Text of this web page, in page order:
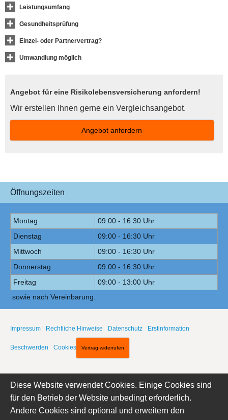
Leistungsumfang
Gesundheitsprüfung
Einzel- oder Partnervertrag?
Umwandlung möglich
Angebot für eine Risiko­lebens­ver­si­che­rung anfordern!
Wir erstellen Ihnen gerne ein Vergleichsangebot.
An­ge­bot an­for­dern
Öffnungszeiten
Montag
09:00 - 16:30 Uhr
Dienstag
09:00 - 16:30 Uhr
Mittwoch
09:00 - 16:30 Uhr
Donnerstag
09:00 - 16:30 Uhr
Freitag
09:00 - 13:00 Uhr
sowie nach Vereinbarung.
Impressum Rechtliche Hinweise Datenschutz Erstinformation
Beschwerden Cookies Vertrag widerrufen
Diese Website verwendet Cookies. Einige Cookies sind
für den Betrieb der Website unbedingt erforderlich.
Andere Cookies sind optional und erweitern den